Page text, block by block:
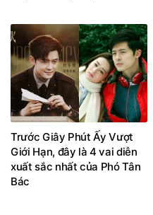
Trước Giây Phút Ấy Vượt
Giới Hạn, đây là 4 vai diễn
xuất sắc nhất của Phó Tân
Bác